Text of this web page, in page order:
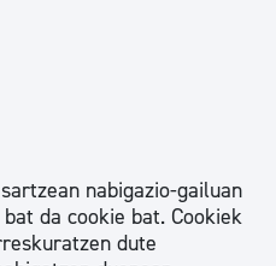
nabigazio-gailuan
da cookie bat. Cookiek
dute